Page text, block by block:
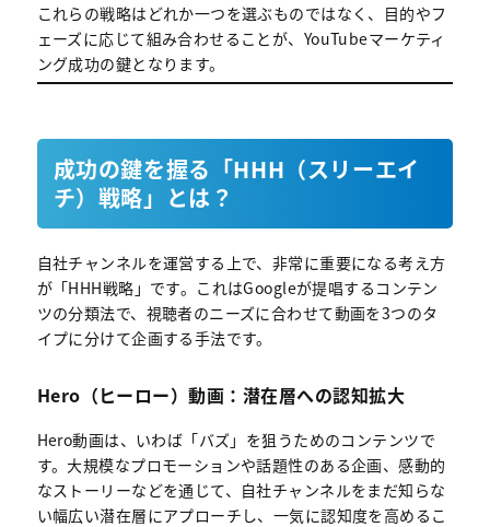
これらの戦略はどれか一つを選ぶものではなく、目的やフ
ェーズに応じて組み合わせることが、YouTubeマーケティ
ング成功の鍵となります。
成功の鍵を握る「HHH（スリーエイ
チ）戦略」とは？
自社チャンネルを運営する上で、非常に重要になる考え方
が「HHH戦略」です。これはGoogleが提唱するコンテン
ツの分類法で、視聴者のニーズに合わせて動画を3つのタ
イプに分けて企画する手法です。
Hero（ヒーロー）動画：潜在層への認知拡大
Hero動画は、いわば「バズ」を狙うためのコンテンツで
す。大規模なプロモーションや話題性のある企画、感動的
なストーリーなどを通じて、自社チャンネルをまだ知らな
い幅広い潜在層にアプローチし、一気に認知度を高めるこ